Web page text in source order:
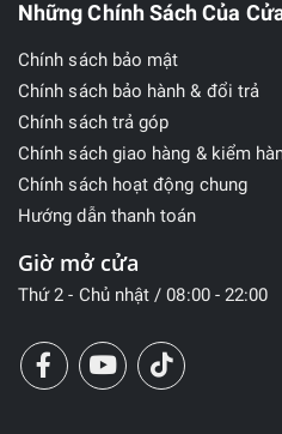
Những Chính Sách Của
Chính sách bảo mật
Chính sách bảo hành & đổi trả
Chính sách trả góp
Chính sách giao hàng & kiểm
Chính sách hoạt động chung
Hướng dẫn thanh toán
Giờ mở cửa
Thứ 2 - Chủ nhật / 08:00 - 22:00